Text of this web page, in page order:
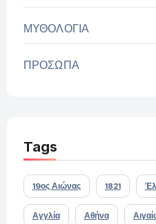
ΜΥΘΟΛΟΓΙΑ
ΠΡΟΣΩΠΑ
Tags
19ος Αιώνας 1821
Αγγλία Αθήνα